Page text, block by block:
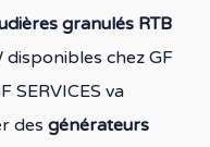
granulés RTB
disponibles chez GF
SERVICES va
des générateurs